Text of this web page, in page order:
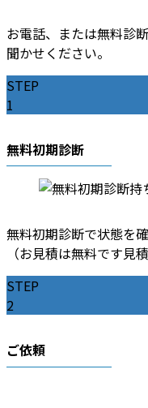
お電話、または無料診
聞かせください。
STEP
1
無料初期診断
無料初期診断で状態を
（お見積は無料です見
STEP
2
ご依頼